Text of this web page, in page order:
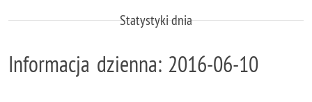
Statystyki dnia
Informacja dzienna: 2016-06-10